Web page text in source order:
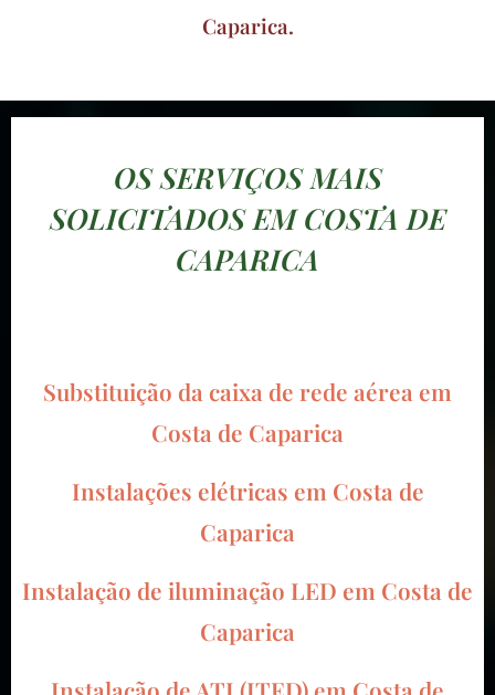
Caparica.
OS SERVIÇOS MAIS
SOLICITADOS EM COSTA DE
CAPARICA
Substituição da caixa de rede aérea em
Costa de Caparica
Instalações elétricas em Costa de
Caparica
Instalação de iluminação LED em Costa de
Caparica